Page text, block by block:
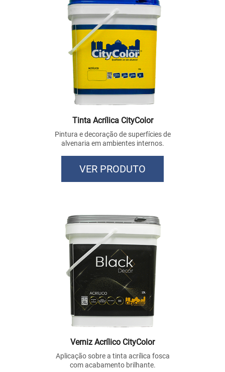
Tinta Acrílica CityColor
Pintura e decoração de superfícies de
alvenaria em ambientes internos.
VER PRODUTO
Verniz Acrílico CityColor
Aplicação sobre a tinta acrílica fosca
com acabamento brilhante.